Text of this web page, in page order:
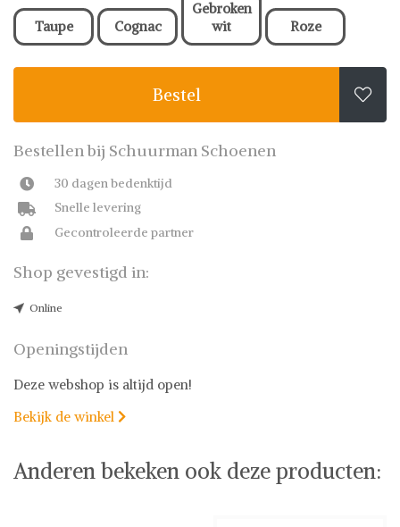
Taupe Cognac
Gebroken
wit
Roze
Bestel 
Bestellen bij Schuurman Schoenen
30 dagen bedenktijd
Snelle levering
Gecontroleerde partner
Shop gevestigd in:
Online
Openingstijden
Deze webshop is altijd open!
Bekijk de winkel 
Anderen bekeken ook deze producten: